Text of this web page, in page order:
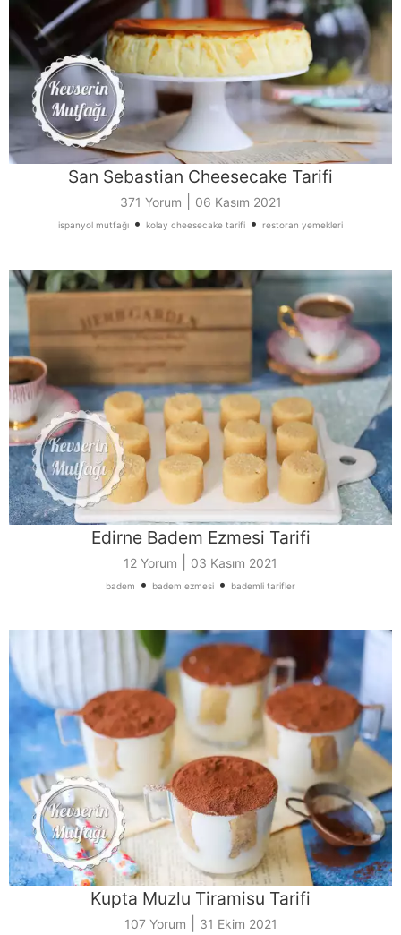
San Sebastian Cheesecake Tarifi
371 Yorum 06 Kasım 2021
ispanyol mutfağı • kolay cheesecake tarifi • restoran yemekleri
Edirne Badem Ezmesi Tarifi
12 Yorum 03 Kasım 2021
badem • badem ezmesi • bademli tarifler
Kupta Muzlu Tiramisu Tarifi
107 Yorum 31 Ekim 2021